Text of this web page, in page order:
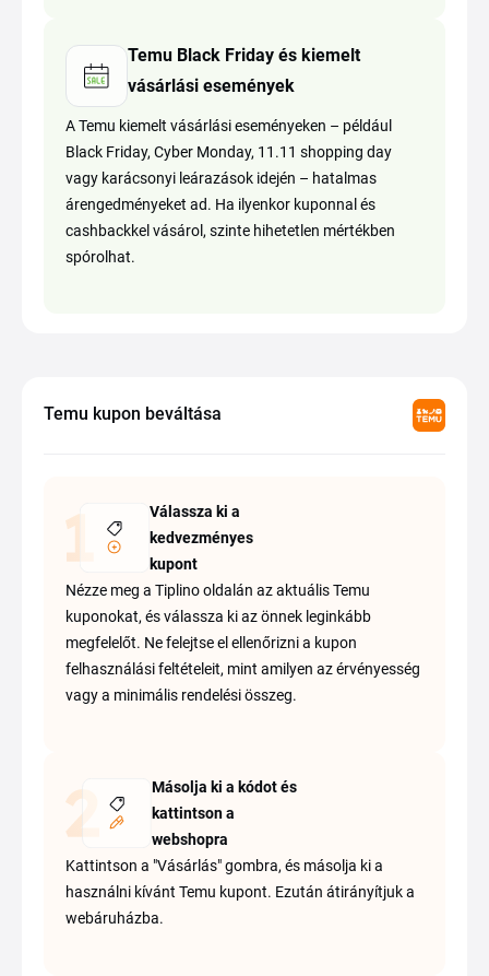
Temu Black Friday és kiemelt
vásárlási események
A Temu kiemelt vásárlási eseményeken – például
Black Friday, Cyber Monday, 11.11 shopping day
vagy karácsonyi leárazások idején – hatalmas
árengedményeket ad. Ha ilyenkor kuponnal és
cashbackkel vásárol, szinte hihetetlen mértékben
spórolhat.
Temu kupon beváltása
Válassza ki a
kedvezményes
kupont
Nézze meg a Tiplino oldalán az aktuális Temu
kuponokat, és válassza ki az önnek leginkább
megfelelőt. Ne felejtse el ellenőrizni a kupon
felhasználási feltételeit, mint amilyen az érvényesség
vagy a minimális rendelési összeg.
Másolja ki a kódot és
kattintson a
webshopra
Kattintson a "Vásárlás" gombra, és másolja ki a
használni kívánt Temu kupont. Ezután átirányítjuk a
webáruházba.